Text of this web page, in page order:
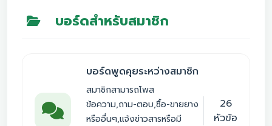
บอร์ดสำหรับสมาชิก
บอร์ดพูดคุยระหว่างสมาชิก
สมาชิกสามารถโพส
ข้อความ,ถาม-ตอบ,ซื้อ-ขายยาง
หรืออื่นๆ,แจ้งข่าวสารหรือมี
26
หัวข้อ